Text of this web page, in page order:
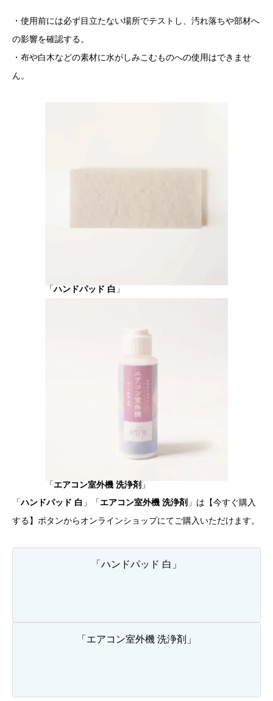
・使用前には必ず目立たない場所でテストし、汚れ落ちや部材へ
の影響を確認する。
・布や白木などの素材に水がしみこむものへの使用はできませ
ん。
「ハンドパッド 白 」
「 エアコン室外機 洗浄剤 」
「ハンドパッド 白 」「 エアコン室外機 洗浄剤 」は【今すぐ購入
する】ボタンからオンラインショップにてご購入いただけます。
「ハンドパッド 白」
「エアコン室外機 洗浄剤」